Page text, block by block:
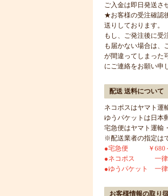
ご入金は即日発送さ
★お客様の受注確認
送りしております。
もし、ご発注後に受
も届かない場合は、
が間違ってしまった
にご連絡をお願い申
配送 送料について
ネコポスはヤマト運
ゆうパケットは日本
宅急便はヤマト運輸
※配送業者の指定は
●宅急便 ￥680～
●ネコポス 一律￥
●ゆうパケット 一律
お客様情報の取り